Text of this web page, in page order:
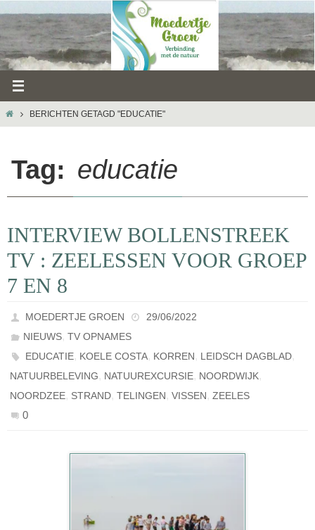
naar
inhoud
HOMEBERICHTEN GETAGD "EDUCATIE"
Tag: educatie
INTERVIEW BOLLENSTREEK
TV : ZEELESSEN VOOR GROEP
7 EN 8
MOEDERTJE GROEN
29/06/2022
NIEUWS,TV OPNAMES
EDUCATIE, KOELE COSTA, KORREN, LEIDSCH DAGBLAD,
NATUURBELEVING, NATUUREXCURSIE, NOORDWIJK,
NOORDZEE, STRAND, TELINGEN, VISSEN, ZEELES
0